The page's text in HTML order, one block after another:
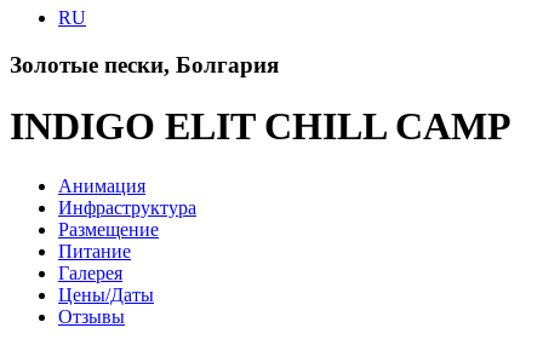
RU
Золотые пески, Болгария
INDIGO ELIT CHILL CAMP
Анимация
Инфраструктура
Размещение
Питание
Галерея
Цены/Даты
Отзывы